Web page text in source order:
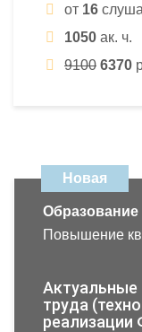
от 16
1050 ак. ч.
9100 6370
Новая
Образование
Повышение
Актуальные
труда